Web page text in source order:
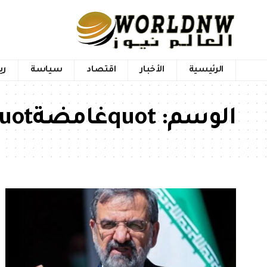
الرئيسية الأخبار اقتصاد سياسة
الوسم:quotغامضةquot